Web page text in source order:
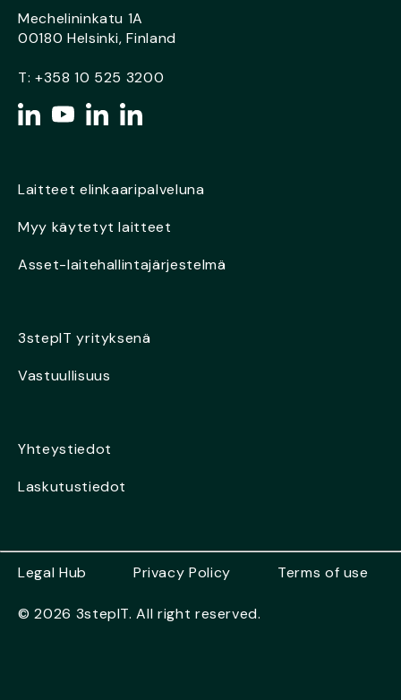
Mechelininkatu 1A
00180 Helsinki, Finland
T: +358 10 525 3200
Laitteet elinkaaripalveluna
Myy käytetyt laitteet
Asset-laitehallintajärjestelmä
3stepIT yrityksenä
Vastuullisuus
Yhteystiedot
Laskutustiedot
© 2026 3stepIT. All right reserved.
Legal Hub Privacy Policy Terms of use